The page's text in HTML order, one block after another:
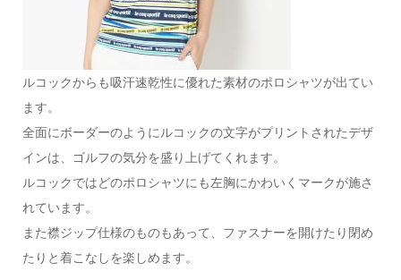
ルコックからも吸汗速乾性に優れた素材のポロシャツが出てい
ます。
全面にボーダーのようにルコックの文字がプリントされたデザ
インは、ゴルフの気分を盛り上げてくれます。
ルコックではどのポロシャツにも左胸にかわいくマークが施さ
れています。
また襟ジップ仕様のものもあって、ファスナーを開けたり閉め
たりと着こなしを楽しめます。